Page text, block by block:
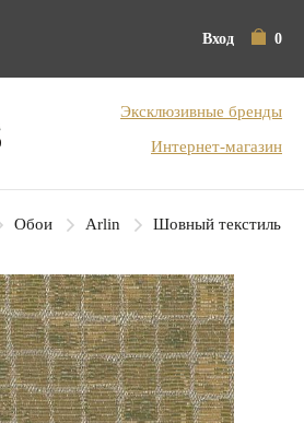
Вход 0
Эксклюзивные бренды
Интернет-магазин
Обои Arlin Шовный текстиль